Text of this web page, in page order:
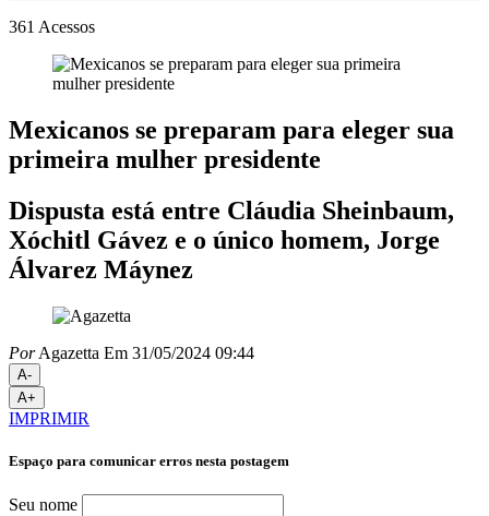
361 Acessos
Mexicanos se preparam para eleger sua
primeira mulher presidente
Dispusta está entre Cláudia Sheinbaum,
Xóchitl Gávez e o único homem, Jorge
Álvarez Máynez
PorAgazetta Em 31/05/2024 09:44
A-
A+
IMPRIMIR
Espaço para comunicar erros nesta postagem
Seu nome